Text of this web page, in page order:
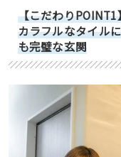
【こだわりPOINT1
カラフルなタイル
も完璧な玄関